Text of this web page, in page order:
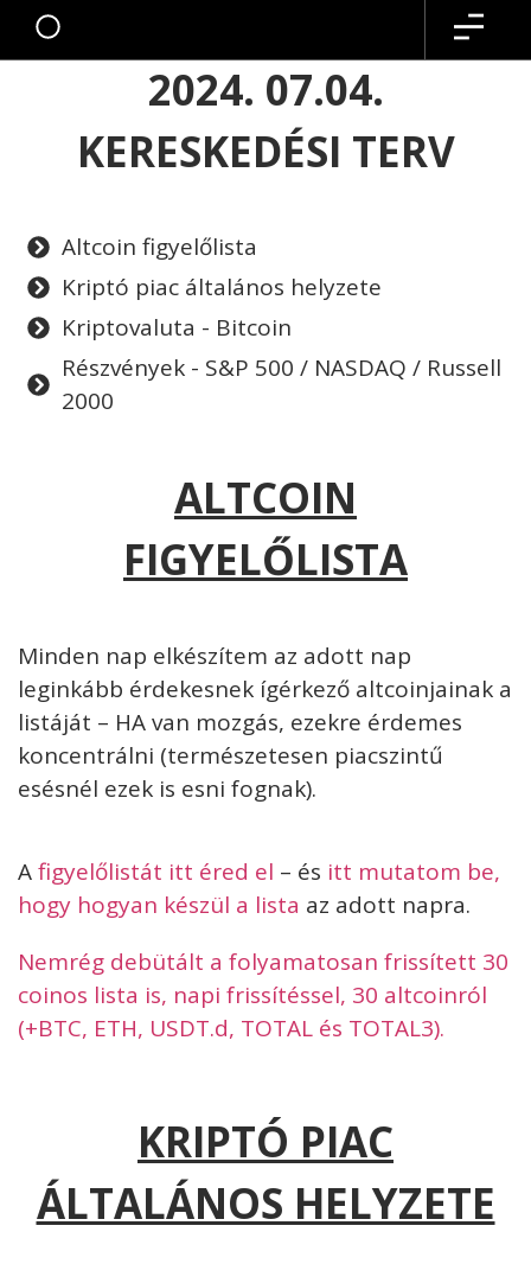
2024. 07.04.
KERESKEDÉSI TERV
Altcoin figyelőlista
Kriptó piac általános helyzete
Kriptovaluta - Bitcoin
Részvények - S&P 500 / NASDAQ / Russell
2000
ALTCOIN
FIGYELŐLISTA
Minden nap elkészítem az adott nap
leginkább érdekesnek ígérkező altcoinjainak a
listáját – HA van mozgás, ezekre érdemes
koncentrálni (természetesen piacszintű
esésnél ezek is esni fognak).
Afigyelőlistát itt éred el – és itt mutatom be,
hogy hogyan készül a lista az adott napra.
Nemrég debütált a folyamatosan frissített 30
coinos lista is, napi frissítéssel, 30 altcoinról
(+BTC, ETH, USDT.d, TOTAL és TOTAL3).
KRIPTÓ PIAC
ÁLTALÁNOS HELYZETE